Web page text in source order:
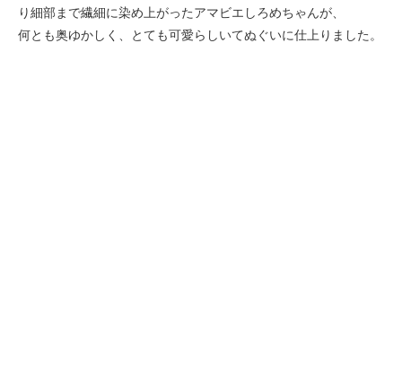
り細部まで繊細に染め上がったアマビエしろめちゃんが、
何とも奥ゆかしく、とても可愛らしいてぬぐいに仕上りました。